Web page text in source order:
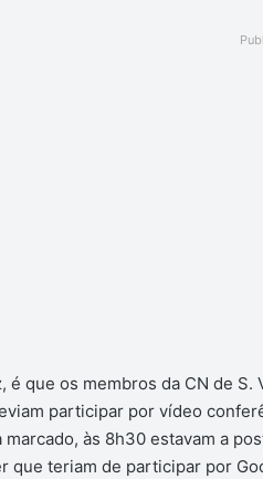
é que os membros da CN de
participar por vídeo
marcado, às 8h30 estavam a
que teriam de participar por